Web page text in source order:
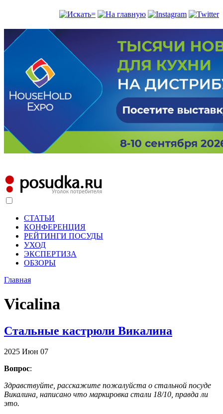
СТАТЬИ
КОНФЕРЕНЦИЯ
РЕЙТИНГИ ПОСУДЫ
УХОД
ЭКСПЕРТИЗА
ОБЗОРЫ
Главная
Vicalina
Стальные кастрюли Викалина
2025 Июн 07
Вопрос:
Здравствуйте, расскажите пожалуйста о стальной посуде
Викалина, написано что маркировка стали 18/10, правда ли
это.